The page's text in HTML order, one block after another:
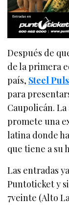
Después de
de la primera
país, Steel
para
Caupolicán.
promete una
latina donde
que tiene a su
Las entradas
Puntoticket y
7veinte (Alto